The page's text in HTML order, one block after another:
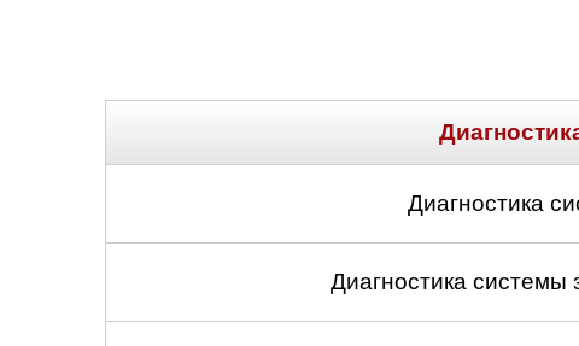
Диагностика
Диагностика системы